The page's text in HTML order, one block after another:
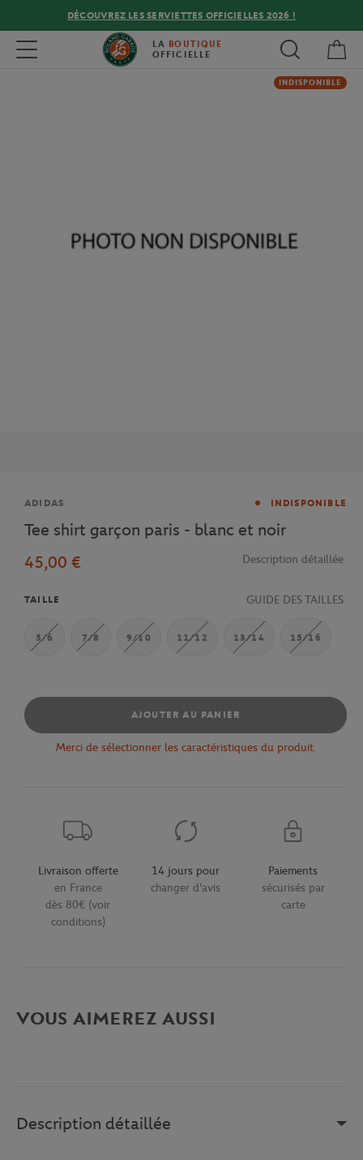
DÉCOUVREZ LES SERVIETTES OFFICIELLES 2026 !
Toggle navigation LA BOUTIQUE
OFFICIELLE
INDISPONIBLE
Marque
ADIDAS INDISPONIBLE
Tee shirt garçon paris - blanc et noir
45,00 €
Description détaillée
TAILLE GUIDE DES TAILLES
5/6 7/8 9/10 11/12 13/14 15/16
AJOUTER AU PANIER
Merci de sélectionner les caractéristiques du produit.
Livraison offerte
en France
dès 80€ (voir
conditions)
14 jours pour
changer d'avis
Paiements
sécurisés par
carte
VOUS AIMEREZ AUSSI
Description détaillée